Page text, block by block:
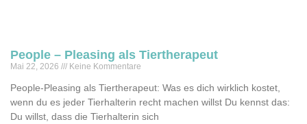
People – Pleasing als Tiertherapeut
Mai 22, 2026 Keine Kommentare
People-Pleasing als Tiertherapeut: Was es dich wirklich kostet,
wenn du es jeder Tierhalterin recht machen willst Du kennst das:
Du willst, dass die Tierhalterin sich